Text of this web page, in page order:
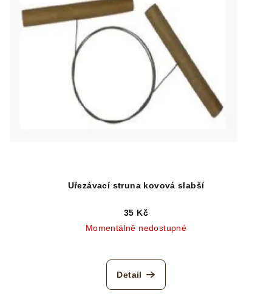
Uřezávací struna kovová slabší
35 Kč
Momentálně nedostupné
Detail